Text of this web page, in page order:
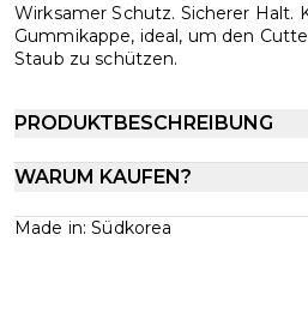
Wirksamer Schutz. Sicherer Halt.
Gummikappe, ideal, um den
Staub zu schützen.
PRODUKTBESCHREIBUNG
WARUM KAUFEN?
Made in: Südkorea